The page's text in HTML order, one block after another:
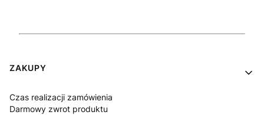
Linki w stopce
ZAKUPY
Czas realizacji zamówienia
Darmowy zwrot produktu